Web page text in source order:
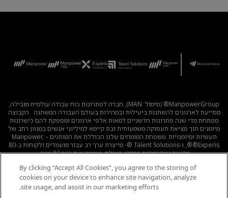
ManpowerGroup® (סימול: MAN), חברה לפתרונות כוח עבודה עולמית מובילה,
מסייעת לארגונים להשתנות ביעילות ובמהירות בעולם העבודה המשתנה . הקבוצה
מפתחת מדי שנה פתרונות חדשניים למאות אלפי ארגונים ומספקת להם כישרונות
מיומנים תוך מציאת תעסוקה משמעותית ובת קיימא למיליוני אנשים במגוון רחב של
תעשיות ומיומנויות. משפחת המומחים שלנו הכוללת את המותגים – Manpower,
®Experis®, ו-Talent Solutions ®- מייצרת ערך רב עבור מועמדים ולקוחות ב-80
מדינות וטריטוריות ברחבי העולם, ועושה זאת כבר 80 שנה.
לכל המשרות | מדיניות הפרטיות | תנאי השימוש | נגישות
קוד אתי
|
By clicking “Accept All Cookies”, you agree to the storing of
cookies on your device to enhance site navigation, analyze
site usage, and assist in our marketing efforts.